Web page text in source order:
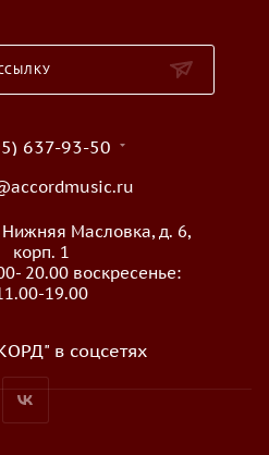
637-93-50
Нижняя Масловка, д. 6,
корп. 1
20.00 воскресенье:
19.00
в соцсетях